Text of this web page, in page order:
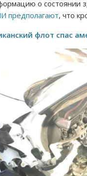
о состоянии
предполагают, что
флот спас